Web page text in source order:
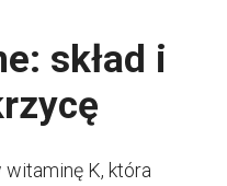
skład i
K, która